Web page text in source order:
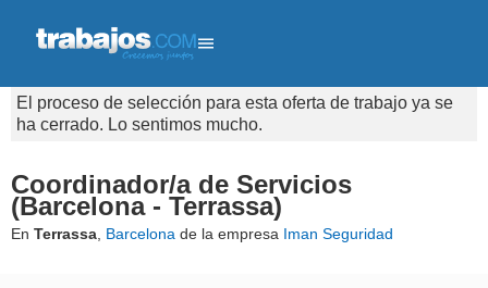
El proceso de selección para esta oferta de trabajo ya se
ha cerrado. Lo sentimos mucho.
Coordinador/a de Servicios
(Barcelona - Terrassa)
En Terrassa Barcelona de la empresa Iman Seguridad